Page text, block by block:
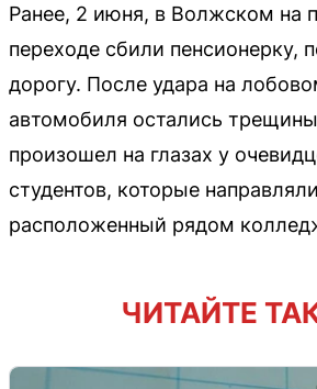
Ранее, 2 июня, в Волжском на
переходе сбили пенсионерку,
дорогу. После удара на
автомобиля остались
произошел на глазах у
студентов, которые
расположенный рядом
ЧИТАЙТЕ